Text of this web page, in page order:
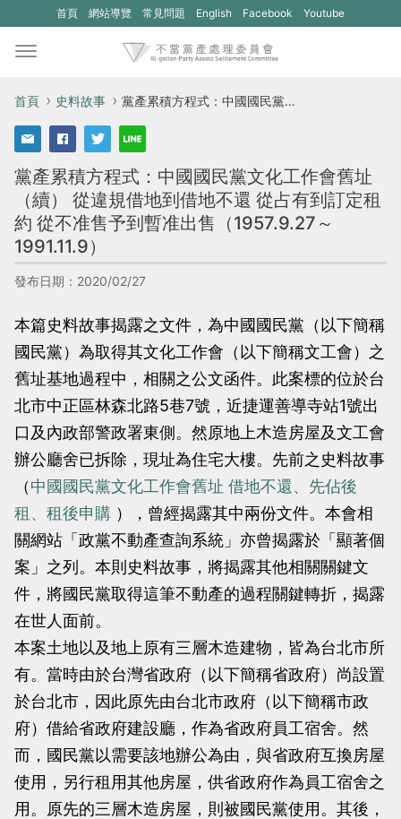
首頁 網站導覽 常見問題 English
(另
視
開
啟
一
網
站：
不
當
黨
產
處
理
委
員
會
Facebook
(另
開
啟
一
網
站：
不
當
黨
產
處
理
委
員
會
Youtube
首頁 史料故事 黨產累積方程式：中國國民黨文化工作會舊址（續） 從違規借地到借地不還 從占有到訂定租約 從不准售予到暫准出售（1957.9.27～1991.11.9）
黨產累積方程式：中國國民黨文化工作會舊址
（續） 從違規借地到借地不還 從占有到訂定租
約 從不准售予到暫准出售（1957.9.27～
1991.11.9）
發布日期：2020/02/27
本篇史料故事揭露之文件，為中國國民黨（以下簡稱
國民黨）為取得其文化工作會（以下簡稱文工會）之
舊址基地過程中，相關之公文函件。此案標的位於台
北市中正區林森北路5巷7號，近捷運善導寺站1號出
口及內政部警政署東側。然原地上木造房屋及文工會
辦公廳舍已拆除，現址為住宅大樓。先前之史料故事
（中國國民黨文化工作會舊址 借地不還、先佔後
租、租後申購 ），曾經揭露其中兩份文件。本會相
關網站「政黨不動產查詢系統」亦曾揭露於「顯著個
案」之列。本則史料故事，將揭露其他相關關鍵文
件，將國民黨取得這筆不動產的過程關鍵轉折，揭露
在世人面前。
本案土地以及地上原有三層木造建物，皆為台北市所
有。當時由於台灣省政府（以下簡稱省政府）尚設置
於台北市，因此原先由台北市政府（以下簡稱市政
府）借給省政府建設廳，作為省政府員工宿舍。然
而，國民黨以需要該地辦公為由，與省政府互換房屋
使用，另行租用其他房屋，供省政府作為員工宿舍之
用。原先的三層木造房屋，則被國民黨使用。其後，